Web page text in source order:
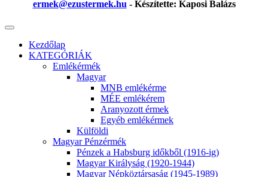
ermek@ezustermek.hu - Készítette: Kaposi Balázs
Kezdőlap
KATEGÓRIÁK
Emlékérmék
Magyar
MNB emlékérme
MÉE emlékérem
Aranyozott érmek
Egyéb emlékérmek
Külföldi
Magyar Pénzérmék
Pénzek a Habsburg időkből (1916-ig)
Magyar Királyság (1920-1944)
Magyar Népköztársaság (1945-1989)